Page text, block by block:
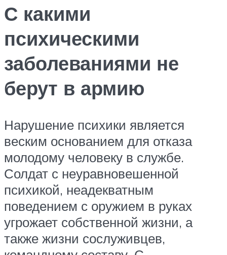
С какими
психическими
заболеваниями не
берут в армию
Нарушение психики является
веским основанием для отказа
молодому человеку в службе.
Солдат с неуравновешенной
психикой, неадекватным
поведением с оружием в руках
угрожает собственной жизни, а
также жизни сослуживцев,